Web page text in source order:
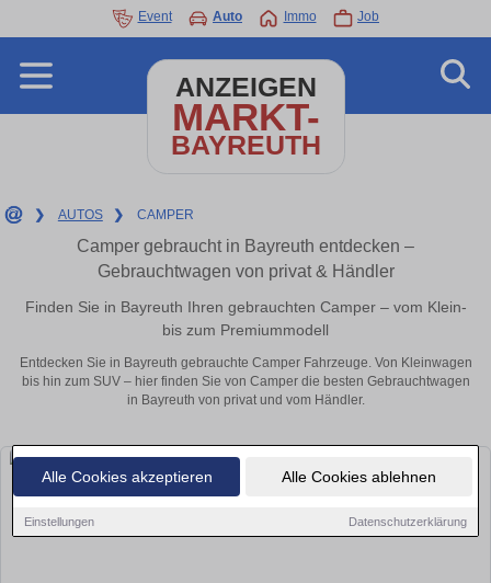
Alle Cookies akzeptieren Alle Cookies ablehnen
Einstellungen Datenschutzerklärung
Event Auto Immo Job
ANZEIGEN
MARKT-
BAYREUTH
❯ AUTOS ❯ CAMPER
Camper gebraucht in Bayreuth entdecken –
Gebrauchtwagen von privat & Händler
Finden Sie in Bayreuth Ihren gebrauchten Camper – vom Klein-
bis zum Premiummodell
Entdecken Sie in Bayreuth gebrauchte Camper Fahrzeuge. Von Kleinwagen
bis hin zum SUV – hier finden Sie von Camper die besten Gebrauchtwagen
in Bayreuth von privat und vom Händler.